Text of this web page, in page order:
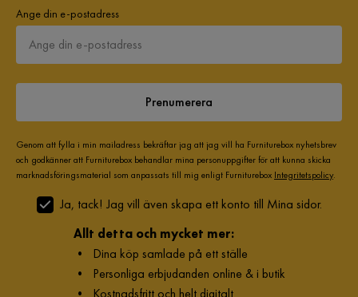
Ange din e-postadress
Prenumerera
Genom att fylla i min mailadress bekräftar jag att jag vill ha Furniturebox nyhetsbrev
och godkänner att Furniturebox behandlar mina personuppgifter för att kunna skicka
marknadsföringsmaterial som anpassats till mig enligt Furniturebox Integritetspolicy.
Ja, tack! Jag vill även skapa ett konto till Mina sidor.
Allt detta och mycket mer:
• Dina köp samlade på ett ställe
• Personliga erbjudanden online & i butik